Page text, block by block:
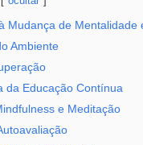
Mudança de Mentalidade
Ambiente
da Educação Contínua
e Meditação